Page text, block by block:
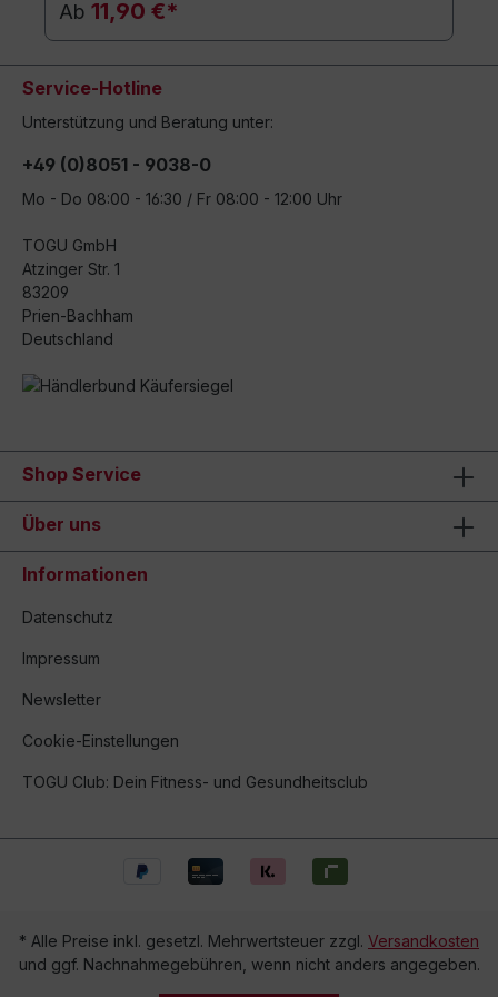
Ab 11,90 €*
Service-Hotline
Unterstützung und Beratung unter:
+49 (0)8051 - 9038-0
Mo - Do 08:00 - 16:30 / Fr 08:00 - 12:00 Uhr
TOGU GmbH
Atzinger Str. 1
83209
Prien-Bachham
Deutschland
Shop Service
Über uns
Informationen
Datenschutz
Impressum
Newsletter
Cookie-Einstellungen
TOGU Club: Dein Fitness- und Gesundheitsclub
* Alle Preise inkl. gesetzl. Mehrwertsteuer zzgl. Versandkosten
und ggf. Nachnahmegebühren, wenn nicht anders angegeben.